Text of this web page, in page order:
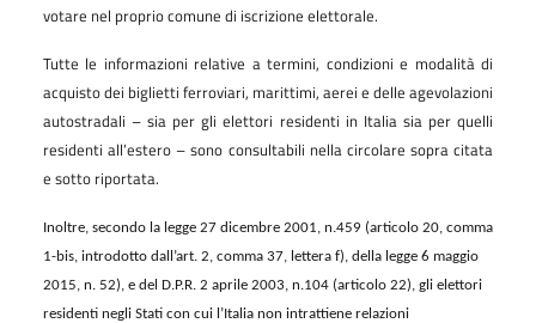
votare nel proprio comune di iscrizione elettorale.
Tutte le informazioni relative a termini, condizioni e modalità di
acquisto dei biglietti ferroviari, marittimi, aerei e delle agevolazioni
autostradali – sia per gli elettori residenti in Italia sia per quelli
residenti all’estero – sono consultabili nella circolare sopra citata
e sotto riportata.
Inoltre, secondo la legge 27 dicembre 2001, n.459 (articolo 20, comma
1-bis, introdotto dall’art. 2, comma 37, lettera f), della legge 6 maggio
2015, n. 52), e del D.P.R. 2 aprile 2003, n.104 (articolo 22), gli elettori
residenti negli Stati con cui l’Italia non intrattiene relazioni